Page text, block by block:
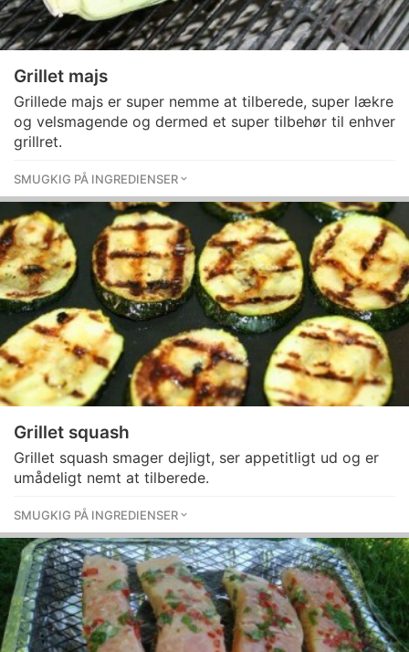
Grillet majs
Grillede majs er super nemme at tilberede, super lækre
og velsmagende og dermed et super tilbehør til enhver
grillret.
SMUGKIG PÅ INGREDIENSER
Grillet squash
Grillet squash smager dejligt, ser appetitligt ud og er
umådeligt nemt at tilberede.
SMUGKIG PÅ INGREDIENSER